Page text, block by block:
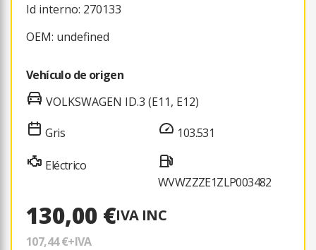
Id interno: 270133
OEM: undefined
Vehículo de origen
VOLKSWAGEN ID.3 (E11, E12)
Gris
Eléctrico
103.531
WVWZZZE1ZLP003482
130,00 €IVA INC
107,44 €+IVA